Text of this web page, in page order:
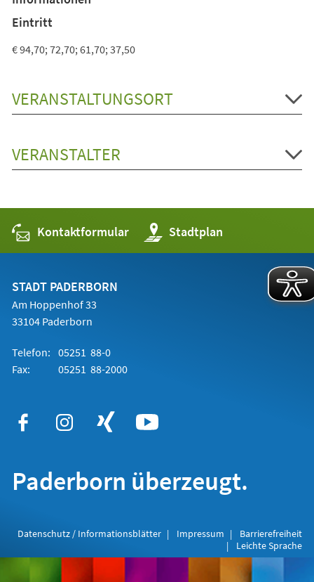
neuen
Tab)
Eintritt
€ 94,70; 72,70; 61,70; 37,50
VERANSTALTUNGSORT
VERANSTALTER
Kontaktformular Stadtplan
(Öffnet
in
einem
STADT PADERBORN
Am Hoppenhof 33
33104 Paderborn
Telefon: 05251 88-0
Fax:
05251 88-2000
Paderborn überzeugt.
Datenschutz / Informationsblätter Impressum
Barrierefreiheit
Leichte Sprache